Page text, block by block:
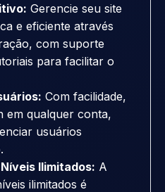
Gerencie seu site
e eficiente através
com suporte
para facilitar o
Com facilidade,
em qualquer conta,
usuários
Ilimitados: A
ilimitados é